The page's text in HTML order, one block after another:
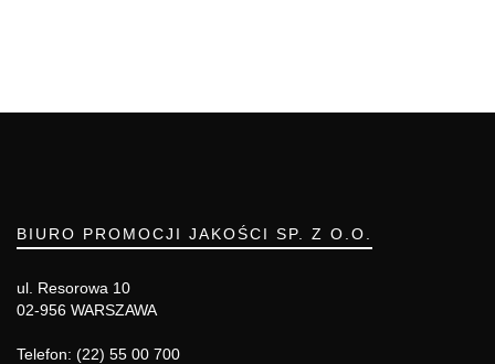
BIURO PROMOCJI JAKOŚCI SP. Z O.O.
ul. Resorowa 10
02-956 WARSZAWA
Telefon: (22) 55 00 700